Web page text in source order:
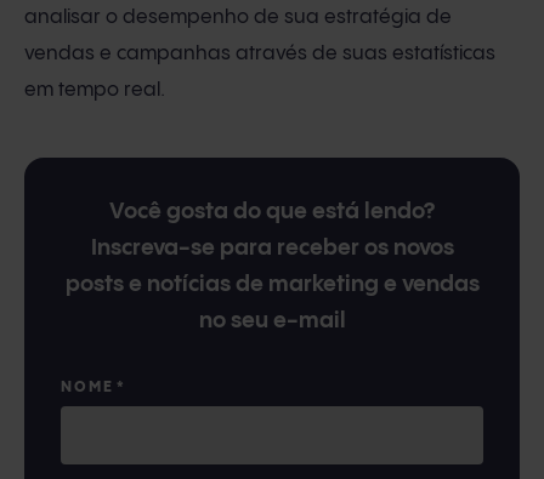
analisar o desempenho de sua estratégia de
vendas e campanhas através de suas estatísticas
em tempo real.
Você gosta do que está lendo?
Inscreva-se para receber os novos
posts e notícias de marketing e vendas
no seu e-mail
NOME *